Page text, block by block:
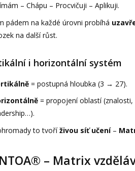
– Chápu – Procvičuji – Aplikuji.
pádem na každé úrovni probíhá
na další růst.
i horizontální systém
= postupná hloubka (3 → 27).
= propojení oblastí
to tvoříživou síť učení–
– Matrix